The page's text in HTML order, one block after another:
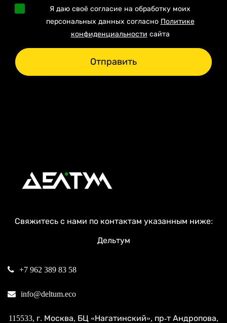
Я даю своё согласие на обработку моих
персональных данных согласно Политике
конфиденциальности сайта
Отправить
Свяжитесь с нами по контактам указанным ниже:
Дельтум
+7 962 389 83 58
info@deltum.eco
115533, г. Москва, БЦ «Нагатинский», пр-т Андропова,